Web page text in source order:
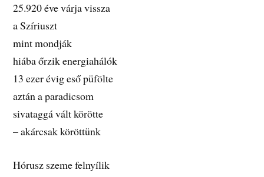
25.920 éve várja vissza
a Szíriuszt
mint mondják
hiába őrzik energiahálók
13 ezer évig eső püfölte
aztán a paradicsom
sivataggá vált körötte
– akárcsak köröttünk
Hórusz szeme felnyílik